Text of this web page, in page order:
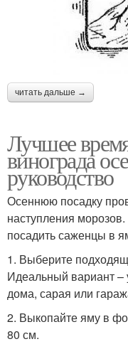
читать дальше →
Лучшее
винограда
руководство
Осеннюю посадку
наступления
посадить саженцы в
1. Выберите
Идеальный вариант –
дома, сарая или
2. Выкопайте яму в
80 см.